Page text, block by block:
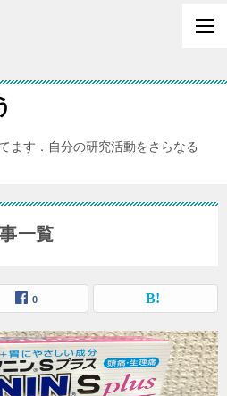
ます．自分の研究活動をさらなる
一覧
0